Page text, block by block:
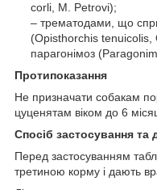
corli, M. Petrovi);
– трематодами, що
(Opisthorchis
парагонімоз
Протипоказання
Не призначати собакам
цуценятам віком до 6
Спосіб застосування та
Перед застосуванням
третиною корму і дають